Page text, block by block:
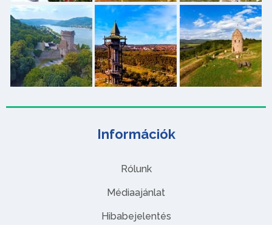
Információk
Rólunk
Médiaajánlat
Hibabejelentés